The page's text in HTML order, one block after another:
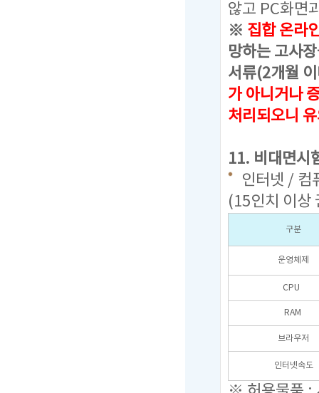
않고 PC화면
※ 집합 온라
망하는 고사
서류(2개월
가 아니거나
처리되오니
11. 비대면시
인터넷 / 컴
(15인치 이
구분
운영체제
CPU
RAM
브라우저
인터넷속도